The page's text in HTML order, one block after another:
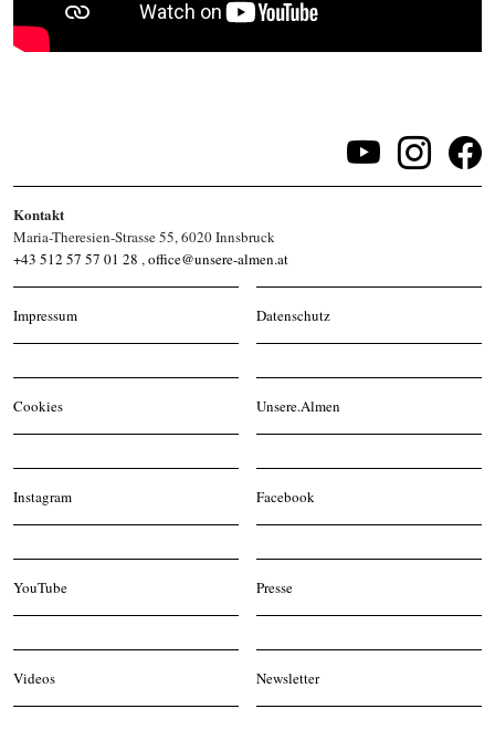
Kontakt
Maria-Theresien-Strasse 55, 6020 Innsbruck
+43 512 57 57 01 28 , office@unsere-almen.at
Impressum Datenschutz
Cookies Unsere.Almen
Instagram Facebook
YouTube Presse
Videos Newsletter